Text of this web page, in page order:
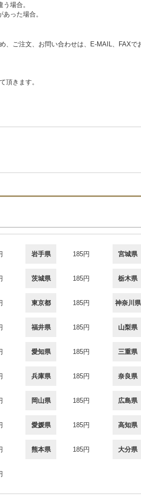
場合。
った場合。
、ご注文、お問い合わせは、E‐MAIL、FAX
頂きます。
岩手県 185円 宮城県
茨城県 185円 栃木県
東京都 185円 神奈川県
福井県 185円 山梨県
愛知県 185円 三重県
兵庫県 185円 奈良県
岡山県 185円 広島県
愛媛県 185円 高知県
熊本県 185円 大分県